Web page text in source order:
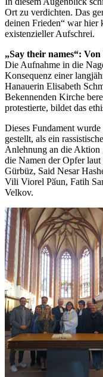
Ort zu verdichten. Das
deinen Frieden“ war hier
existenzieller Aufschrei.
„Say their names“:
Die Aufnahme in die
Konsequenz einer
Hanauerin Elisabeth
Bekennenden Kirche
protestierte, bildet das
Dieses Fundament
gestellt, als ein
Anlehnung an die Aktion
die Namen der Opfer
Gürbüz, Said Nesar
Vili Viorel Pӑun, Fatih
Velkov.